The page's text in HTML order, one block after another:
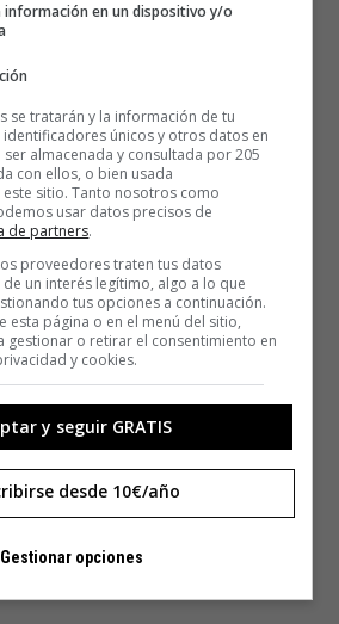
información en un dispositivo y/o
se tratarán y la información de tu
únicos y otros datos en
almacenada y consultada por 205
con ellos, o bien usada
sitio. Tanto nosotros como
usar datos precisos de
de partners.
proveedores traten tus datos
un interés legítimo, algo a lo que
tus opciones a continuación.
esta página o en el menú del sitio,
gestionar o retirar el consentimiento en
y cookies.
y seguir GRATIS
desde 10€/año
Gestionar opciones